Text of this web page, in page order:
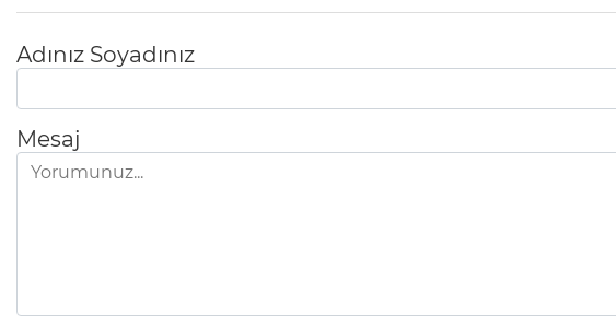
Adınız Soyadınız
Mesaj